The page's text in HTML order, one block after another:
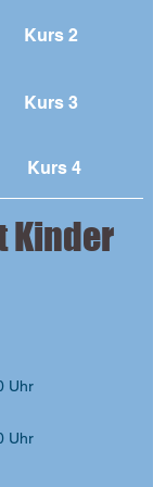
Kurs 2
Kurs 3
Kurs 4
Kinder
Uhr
Uhr